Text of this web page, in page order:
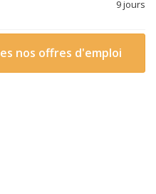
9 jours
nos offres d'emploi